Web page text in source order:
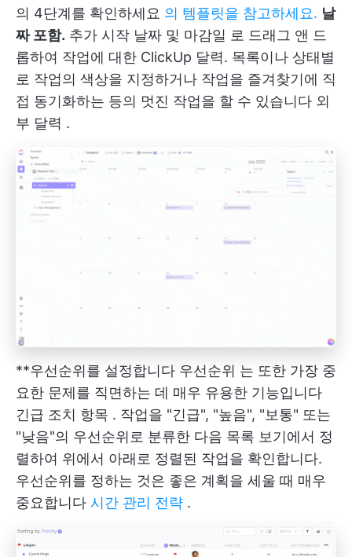
의 4단계를 확인하세요 의 템플릿을 참고하세요. 날
짜 포함. 추가 시작 날짜 및 마감일 로 드래그 앤 드
롭하여 작업에 대한 ClickUp 달력. 목록이나 상태별
로 작업의 색상을 지정하거나 작업을 즐겨찾기에 직
접 동기화하는 등의 멋진 작업을 할 수 있습니다 외
부 달력 .
**우선순위를 설정합니다 우선순위 는 또한 가장 중
요한 문제를 직면하는 데 매우 유용한 기능입니다
긴급 조치 항목 . 작업을 "긴급", "높음", "보통" 또는
"낮음"의 우선순위로 분류한 다음 목록 보기에서 정
렬하여 위에서 아래로 정렬된 작업을 확인합니다.
우선순위를 정하는 것은 좋은 계획을 세울 때 매우
중요합니다 시간 관리 전략 .